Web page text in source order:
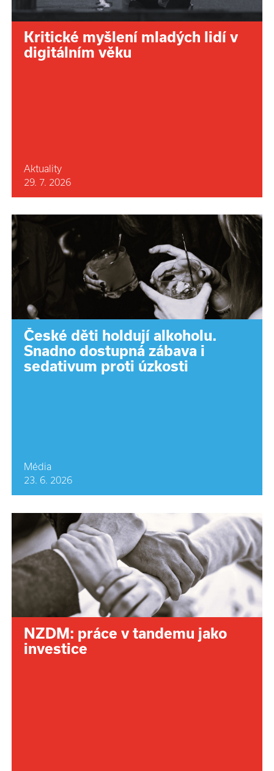
Kritické myšlení mladých lidí v
digitálním věku
Aktuality
29. 7. 2026
České děti holdují alkoholu.
Snadno dostupná zábava i
sedativum proti úzkosti
Média
23. 6. 2026
NZDM: práce v tandemu jako
investice